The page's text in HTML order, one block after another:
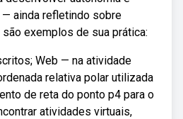
ainda refletindo sobre
exemplos de sua prática:
Web — na atividade
relativa polar utilizada
de reta do ponto p4 para o
atividades virtuais,